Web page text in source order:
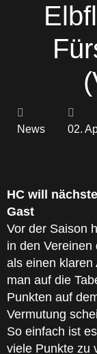
News 02.
HC will
Gast
Vor der Saison
in den
als einen klaren
man auf die
Punkten auf
Vermutung
So einfach ist
viele Punkte zu